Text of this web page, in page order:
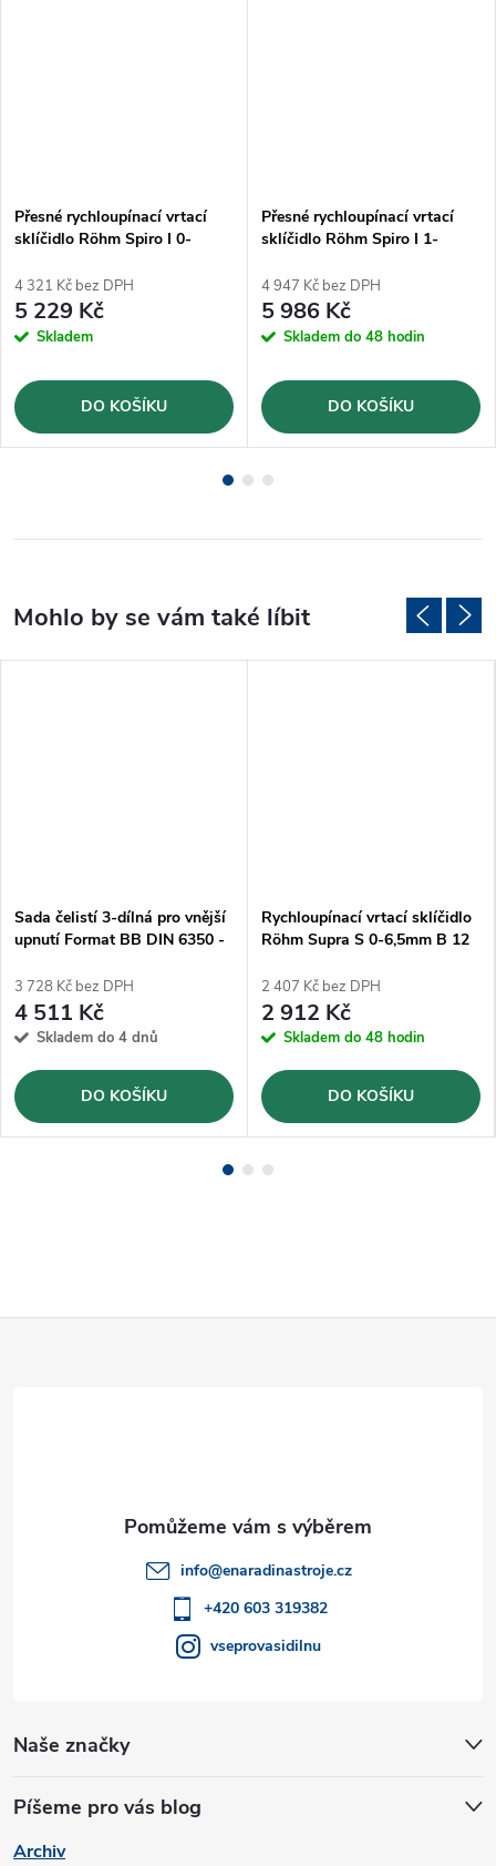
Přesné rychloupínací vrtací
sklíčidlo Röhm Spiro I 0-
4 321 Kč bez DPH
5 229 Kč
Skladem
DO KOŠÍKU
Přesné rychloupínací vrtací
sklíčidlo Röhm Spiro I 1-
4 947 Kč bez DPH
5 986 Kč
Skladem do 48 hodin
DO KOŠÍKU
Sada čelistí 3-dílná pro vnější
upnutí Format BB DIN 6350 -
3 728 Kč bez DPH
4 511 Kč
Skladem do 4 dnů
DO KOŠÍKU
Rychloupínací vrtací sklíčidlo
Röhm Supra S 0-6,5mm B 12
2 407 Kč bez DPH
2 912 Kč
Skladem do 48 hodin
DO KOŠÍKU
Naše značky
Píšeme pro vás blog
Archiv
info@enaradinastroje.cz
+420 603 319382
vseprovasidilnu